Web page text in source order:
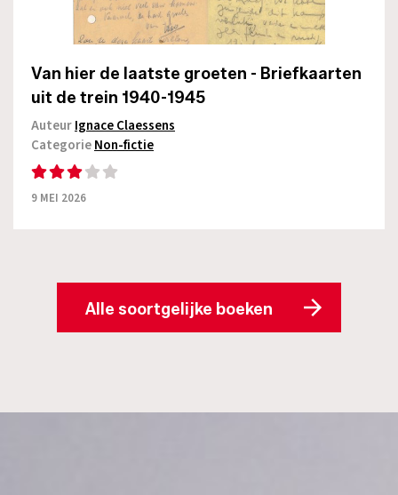
Van hier de laatste groeten - Briefkaarten
uit de trein 1940-1945
AuteurIgnace Claessens
CategorieNon-fictie
9 MEI 2026
Alle soortgelijke boeken